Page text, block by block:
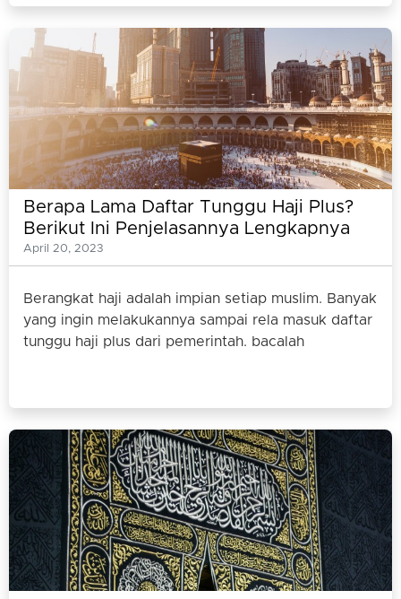
Berapa Lama Daftar Tunggu Haji Plus?
Berikut Ini Penjelasannya Lengkapnya
April 20, 2023
Berangkat haji adalah impian setiap muslim. Banyak
yang ingin melakukannya sampai rela masuk daftar
tunggu haji plus dari pemerintah. bacalah